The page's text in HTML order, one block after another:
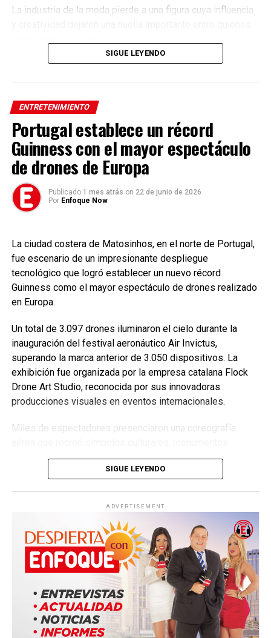
La industria de la moda pierde a una figura cuya influencia
#Noticias #MundoDeLaModa #Luto #EnfoqueNow
SIGUE LEYENDO
ENTRETENIMIENTO
Portugal establece un récord
Guinness con el mayor espectáculo
de drones de Europa
Publicado 1 mes atrás on 22 de junio de 2026
Por Enfoque Now
La ciudad costera de Matosinhos, en el norte de Portugal,
fue escenario de un impresionante despliegue
tecnológico que logró establecer un nuevo récord
Guinness como el mayor espectáculo de drones realizado
en Europa.
Un total de 3.097 drones iluminaron el cielo durante la
inauguración del festival aeronáutico Air Invictus,
superando la marca anterior de 3.050 dispositivos. La
exhibición fue organizada por la empresa catalana Flock
Drone Art Studio, reconocida por sus innovadoras
producciones visuales en eventos internacionales.
Miles de espectadores presenciaron una coreografía
históricos y elementos representativos de la identidad
portuguesa. La precisión y sincronización de las figuras
Además del espectáculo de drones, el festival incluyó
exhibiciones aéreas con aeronaves militares y actividades
educativas relacionadas con la innovación y la aviación,
consolidándose como uno de los eventos tecnológicos
más importantes de Europa en 2026.
Tags: #Portugal #Drones #RécordGuinness #Tecnología
#Innovación #AirInvictus #Europa #EnfoqueNow
SIGUE LEYENDO
ADVERTISEMENT